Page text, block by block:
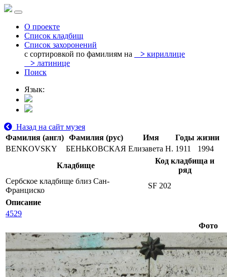
О проекте
Список кладбищ
Список захоронений
с сортировкой по фамилиям на
> кириллице
> латинице
Поиск
Язык:
Назад на сайт музея
Фамилия (англ) Фамилия (рус) Имя
Годы жизни
BENKOVSKY
БЕНЬКОВСКАЯ Елизавета Н. 1911
1994
Кладбище
Код кладбища и
ряд
Сербское кладбище близ Сан-
Франциско
SF 202
Описание
4529
Фото